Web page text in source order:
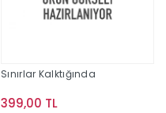
Sınırlar Kalktığında
399,00 TL